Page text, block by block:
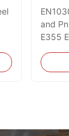
froid
and
E355
Oil